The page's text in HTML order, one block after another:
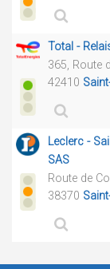
Total -
365, Route
42410
Leclerc -
SAS
Route de
38370